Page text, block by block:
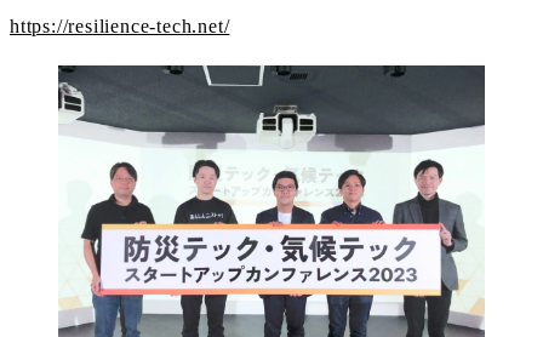
https://resilience-tech.net/